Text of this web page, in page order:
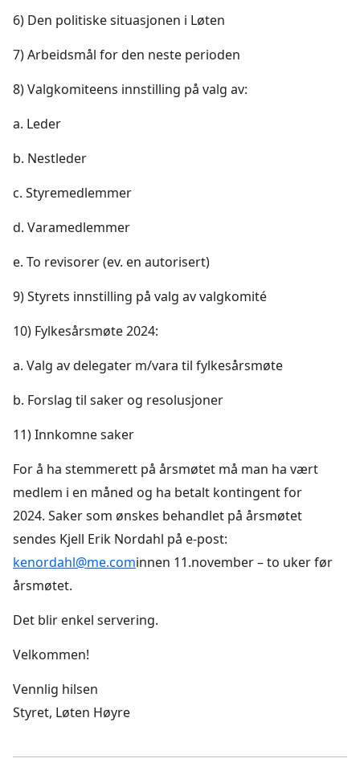
6) Den politiske situasjonen i Løten
7) Arbeidsmål for den neste perioden
8) Valgkomiteens innstilling på valg av:
a. Leder
b. Nestleder
c. Styremedlemmer
d. Varamedlemmer
e. To revisorer (ev. en autorisert)
9) Styrets innstilling på valg av valgkomité
10) Fylkesårsmøte 2024:
a. Valg av delegater m/vara til fylkesårsmøte​
b. Forslag til saker og resolusjoner
11) Innkomne saker
For å ha stemmerett på årsmøtet må man ha vært
medlem i en måned og ha betalt kontingent for
2024. Saker som ønskes behandlet på årsmøtet
sendes Kjell Erik Nordahl på e-post:
kenordahl@me.cominnen 11.november – to uker før
årsmøtet.
Det blir enkel servering.
Velkommen!
Vennlig hilsen
Styret, Løten Høyre